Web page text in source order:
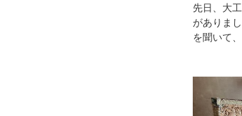
先日、大
がありま
を聞いて